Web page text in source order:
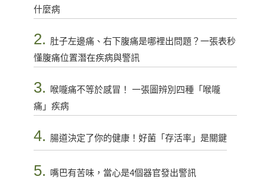
什麼病
2. 肚子左邊痛、右下腹痛是哪裡出問題？一張表秒
懂腹痛位置潛在疾病與警訊
3.
喉嚨痛不等於感冒！ 一張圖辨別四種「喉嚨
痛」疾病
4. 腸道決定了你的健康！好菌「存活率」是關鍵
5. 嘴巴有苦味，當心是4個器官發出警訊